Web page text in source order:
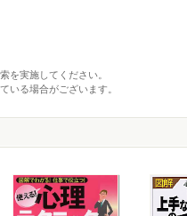
を実施してください。
いる場合がございます。